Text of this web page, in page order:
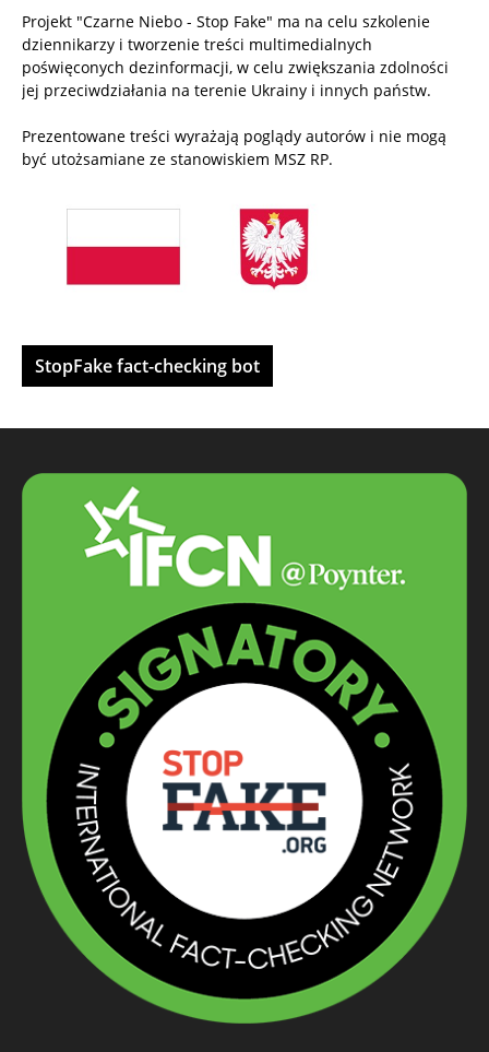
Projekt "Czarne Niebo - Stop Fake" ma na celu szkolenie
dziennikarzy i tworzenie treści multimedialnych
poświęconych dezinformacji, w celu zwiększania zdolności
jej przeciwdziałania na terenie Ukrainy i innych państw.
Prezentowane treści wyrażają poglądy autorów i nie mogą
być utożsamiane ze stanowiskiem MSZ RP.
StopFake fact-checking bot